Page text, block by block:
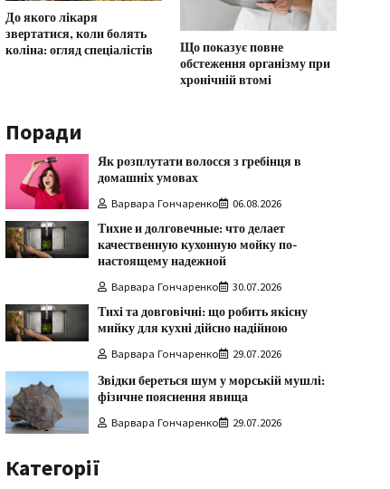
До якого лікаря
звертатися, коли болять
коліна: огляд спеціалістів
Що показує повне
обстеження організму при
хронічній втомі
Поради
Як розплутати волосся з гребінця в
домашніх умовах
Варвара Гончаренко 06.08.2026
Тихие и долговечные: что делает
качественную кухонную мойку по-
настоящему надежной
Варвара Гончаренко 30.07.2026
Тихі та довговічні: що робить якісну
мийку для кухні дійсно надійною
Варвара Гончаренко 29.07.2026
Звідки береться шум у морській мушлі:
фізичне пояснення явища
Варвара Гончаренко 29.07.2026
Категорії